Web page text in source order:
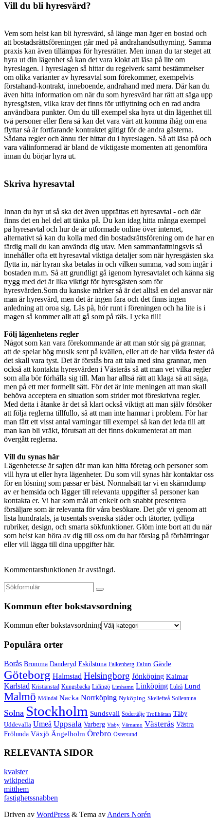
Vill du bli hyresvärd?
Vem som helst kan bli hyresvärd, så länge man äger en bostad och
att bostadsrättsföreningen går med på andrahandsuthyrning. Samma
praxis kan även tillämpas för hyresrätter. Men innan du tar steget att
hyra ut din lägenhet så kan det vara klokt att läsa på lite om
hyreslagen. I hyreslagen så hittar du regelverk samt bestämmelser
om olika varianter av hyresavtal som förekommer, exempelvis
förstahand-kontrakt, inneboende, andrahand med mera. Där kan du
även hitta information om när du som hyresvärd har rätt att säga upp
hyresgästen, vilka krav det finns för utflyttning och en rad andra
användbara punkter. Om du till exempel ska hyra ut din lägenhet till
två personer eller flera så kan det vara värt att komma ihåg om ena
flyttar så är fortfarande kontraktet giltigt för de andra gästerna.
Sådana regler och ännu fler hittar du i hyreslagen. Så att läsa på och
vara välinformerad är bland de viktigaste momenten att genomföra
innan du börjar hyra ut.
Skriva hyresavtal
Innan du hyr ut så ska det även upprättas ett hyresavtal - och där
finns det en hel del att tänka på. Du kan idag hitta många exempel
på hyresavtal och hur de är utformade online över internet,
alternativt så kan du kolla med din bostadsrättsförening om de har en
färdig mall du kan använda dig utav. Men sammanfattningsvis så
innehåller ofta ett hyresavtal viktiga detaljer som när hyresgästen ska
flytta in, när hyran ska betalas in och vilken summa, vad som ingår i
bostaden m.m. Så att grundligt gå igenom hyresavtalet och känna sig
trygg med det är lika viktigt för hyresgästen som för
hyresvärden.Som du kanske märker så är det alltså en del ansvar när
man är hyresvärd, men det är ingen fara och det finns ingen
anledning att oroa sig. Läs på, hör runt i föreningen och ha lite is i
magen så kommer allt att gå som på räls. Lycka till!
Följ lägenhetens regler
Något som kan vara förekommande är att man stör sig på grannar,
att de spelar hög musik sent på kvällen, eller att de har vilda fester då
det skall vara tyst. Det är förstås bra att tala med sina grannar, men
också att kontakta hyresvärden i Västerås så att man vet vilka regler
som alla bör förhålla sig till. Man har alltså rätt att klaga så att säga,
men på ett mer formellt sätt. För det är inte meningen att man skall
behöva acceptera en situation som strider mot föreskrivna regler.
Med detta i åtanke är det så klart också viktigt att man själv försöker
att följa reglerna tillfullo, så att man inte hamnar i problem. För har
man fått ett visst antal varningar till exempel så kan det leda till att
man kan bli vräkt, förutsatt att det finns dokumenterat att man
övergått reglerna.
Vill du synas här
Lägenheter.se är sajten där man kan hitta företag och personer som
vill hyra ut eller hyra lägenheter. Du som vill synas här kontaktar oss
för en lösning som passar er bäst. Normalsätt tar vi en skärmdump
av er hemsida och lägger till relevanta uppgifter så personer kan
kontakta er. Vi har som mål att enkelt och snabbt presentera
försäljare som är relevanta för våra besökare. Det gör vi genom att
lista hundratals, ja tusentals svenska städer och tätorter, tydliga
rubriker, design, och smarta sökfunktioner. Glöm inte bort att du när
som helst kan höra av dig till oss om du har förslag på förbättringar
eller vill lägga till dina uppgifter här.
Kommentarsfunktionen är avstängd.
Kommun efter bokstavsordning
Kommun efter bokstavsordning
Populära orter
Borås Bromma Danderyd Eskilstuna Falkenberg Falun Gävle
Göteborg Halmstad Helsingborg Jönköping Kalmar
Karlstad Kristianstad Kungsbacka Lidingö Limhamn Linköping Luleå Lund
Malmö Mölndal Nacka Norrköping Nyköping Skellefteå Sollentuna
Solna Stockholm Sundsvall Södertälje Trollhättan Täby
Uddevalla Umeå Uppsala Varberg Visby Värnamo Västerås Västra
Frölunda Växjö Ängelholm Örebro Östersund
RELEVANTA SIDOR
kvalster
wikipedia
mitthem
fastighetssnabben
Driven av WordPress & Tema av Anders Norén